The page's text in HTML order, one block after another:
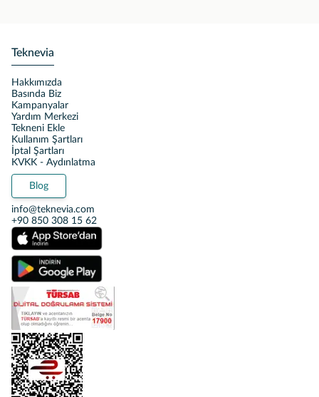
Teknevia
Hakkımızda
Basında Biz
Kampanyalar
Yardım Merkezi
Tekneni Ekle
Kullanım Şartları
İptal Şartları
KVKK - Aydınlatma
Blog
info@teknevia.com
+90 850 308 15 62